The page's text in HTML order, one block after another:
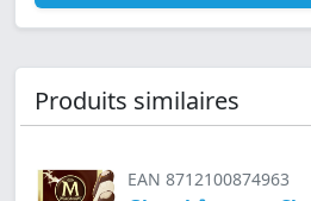
Produits similaires
EAN 8712100874963